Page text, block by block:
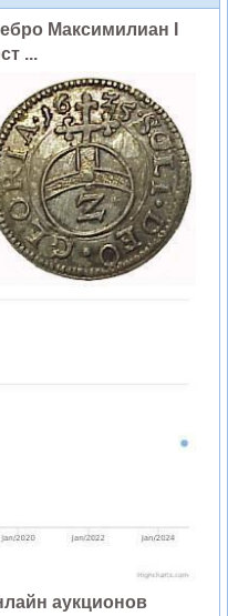
Максимилиан I
...
аукционов